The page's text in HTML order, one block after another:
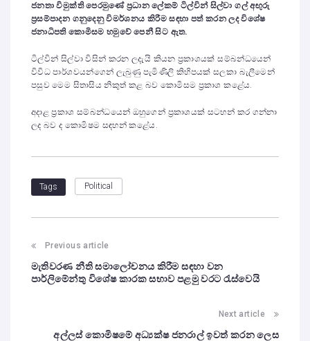
ජනතා විමුක්ති පෙරමුණේ ප්‍රධාන ලේකම් ටිල්වින් සිල්වා ගල් අඟුරු
ප්‍රසම්පාදන ගනුදෙනු විමර්ශනය කිරීම සඳහා පත් කරන ලද විශේෂ
ජනාධිපති කොමිසම හමුවේ පෙනී සිට ඇත.
ටිල්වින් සිල්වා විසින් කරන ලදැයි කියන ප්‍රකාශයක් සම්බන්ධයෙන්
විවිධ පාර්ශවයන්ගෙන් ලැබුණු පැමිණිලි කිහිපයක් සලකා බැලීමෙන්
පසුව මෙම සිතාසිය නිකුත් කළ බව කොමිසම ප්‍රකාශ කළේය.
අදාළ ප්‍රකාශ සම්බන්ධයෙන් ඔහුගෙන් ප්‍රකාශයක් සටහන් කර ගන්නා
ලද බව ද කොමිෂම සඳහන් කළේය.
Tags Political
Previous article
මැතිවරණ නීති සමාලෝචනය කිරීම සඳහා වන
පාර්ලිමේන්තු විශේෂ කාරක සභාව පළමු වරට රැස්වෙයි
Next article
අල්ලස් කොමිෂමේ අධ්‍යක්ෂ ජනරාල් ඉවත් කරන ලෙස